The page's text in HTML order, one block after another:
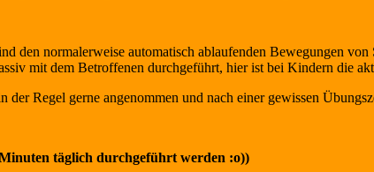
den normalerweise automatisch ablaufenden Bewegungen
mit dem Betroffenen durchgeführt, hier ist bei Kindern die
der Regel gerne angenommen und nach einer gewissen
täglich durchgeführt werden :o))